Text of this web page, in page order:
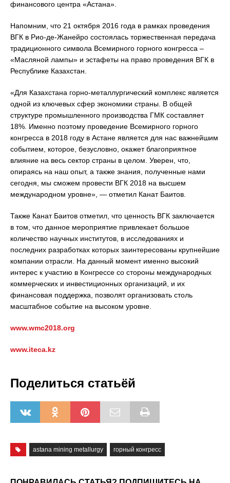
финансового центра «Астана».
Напомним, что 21 октября 2016 года в рамках проведения
ВГК в Рио-де-Жанейро состоялась торжественная передача
традиционного символа Всемирного горного конгресса –
«Масляной лампы» и эстафеты на право проведения ВГК в
Республике Казахстан.
«Для Казахстана горно-металлургический комплекс является
одной из ключевых сфер экономики страны. В общей
структуре промышленного производства ГМК составляет
18%. Именно поэтому проведение Всемирного горного
конгресса в 2018 году в Астане является для нас важнейшим
событием, которое, безусловно, окажет благоприятное
влияние на весь сектор страны в целом. Уверен, что,
опираясь на наш опыт, а также знания, полученные нами
сегодня, мы сможем провести ВГК 2018 на высшем
международном уровне», — отметил Канат Баитов.
Также Канат Баитов отметил, что ценность ВГК заключается
в том, что данное мероприятие привлекает большое
количество научных институтов, в исследованиях и
последних разработках которых заинтересованы крупнейшие
компании отрасли. На данный момент именно высокий
интерес к участию в Конгрессе со стороны международных
коммерческих и инвестиционных организаций, и их
финансовая поддержка, позволят организовать столь
масштабное событие на высоком уровне.
www.wmc2018.org
www.iteca.kz
Поделиться статьёй
astana mining metallurgy горный конгресс